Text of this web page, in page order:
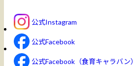
公式Instagram
公式Facebook
公式Facebook（食育キャラバン）